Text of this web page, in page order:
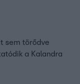
sem törődve
a Kalandra